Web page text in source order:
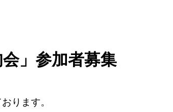
」参加者募集
ります。